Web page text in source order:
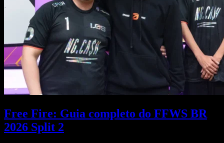
Free Fire: Guia completo do FFWS BR
2026 Split 2